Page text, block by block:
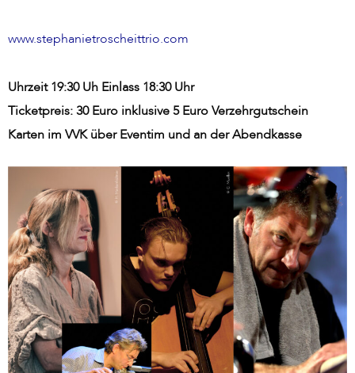
www.stephanietroscheittrio.com
Uhrzeit 19:30 Uh Einlass 18:30 Uhr
Ticketpreis: 30 Euro inklusive 5 Euro Verzehrgutschein
Karten im VVK über Eventim und an der Abendkasse